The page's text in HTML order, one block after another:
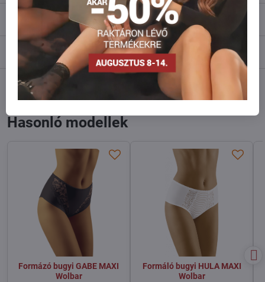
0
Fórum 0
Facebook Reddit LinkedIn
mail
Hasonló modellek
Formázó bugyi GABE MAXI
Wolbar
Formáló bugyi HULA MAXI
Wolbar